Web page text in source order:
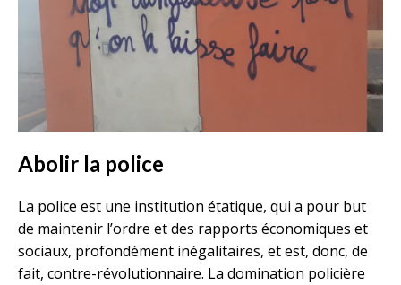
Abolir la police
La police est une institution étatique, qui a pour but
de maintenir l’ordre et des rapports économiques et
sociaux, profondément inégalitaires, et est, donc, de
fait, contre-révolutionnaire. La domination policière